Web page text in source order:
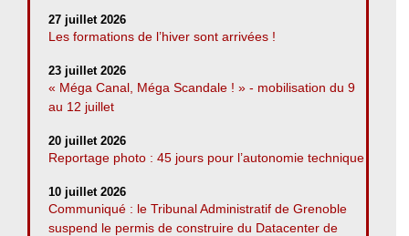
27 juillet 2026
Les formations de l’hiver sont arrivées !
23 juillet 2026
« Méga Canal, Méga Scandale ! » - mobilisation du 9
au 12 juillet
20 juillet 2026
Reportage photo : 45 jours pour l’autonomie technique
10 juillet 2026
Communiqué : le Tribunal Administratif de Grenoble
suspend le permis de construire du Datacenter de